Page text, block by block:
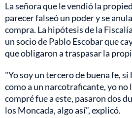
La señora que le vendió la
parecer falseó un poder y se
compra. La hipótesis de la
un socio de Pablo Escobar que
que obligaron a traspasar la
"Yo soy un tercero de buena fe,
como a un narcotraficante, yo no
compré fue a este, pasaron dos
los Moncada, algo así”, explicó.